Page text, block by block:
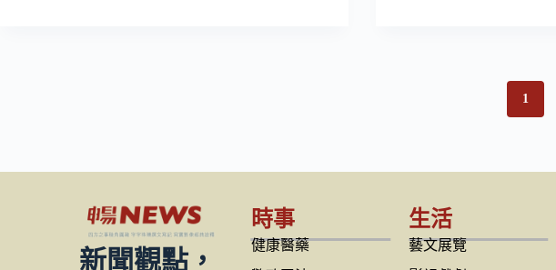
1
新聞觀點，
時事
健康醫藥
生活
藝文展覽